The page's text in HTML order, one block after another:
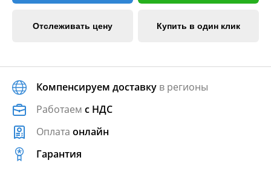
Отслеживать цену Купить в один клик
Компенсируем доставку в регионы
Работаем с НДС
Оплата онлайн
Гарантия